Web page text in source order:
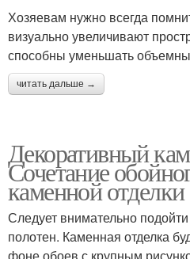
Хозяевам нужно всегда
визуально увеличивают
способны уменьшать
читать дальше →
Декоративный
Сочетание
каменной отделки
Следует внимательно
полотен. Каменная отделка
фоне обоев с крупным